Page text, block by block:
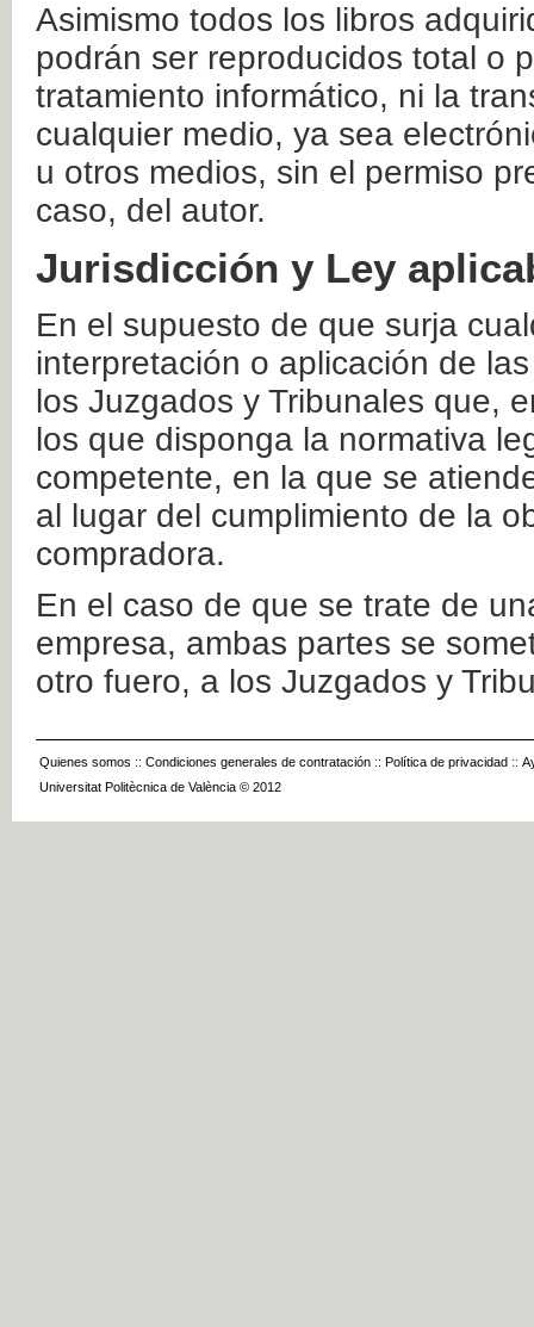
Asimismo todos los libros
podrán ser reproducidos total o
tratamiento informático, ni la
cualquier medio, ya sea
u otros medios, sin el permiso
caso, del autor.
Jurisdicción y Ley
En el supuesto de que surja
interpretación o aplicación de
los Juzgados y Tribunales que,
los que disponga la normativa
competente, en la que se
al lugar del cumplimiento de la
compradora.
En el caso de que se trate de
empresa, ambas partes se
otro fuero, a los Juzgados y
Quienes somos :: Condiciones generales de contratación :: Política de privacidad ::
Universitat Politècnica de València © 2012